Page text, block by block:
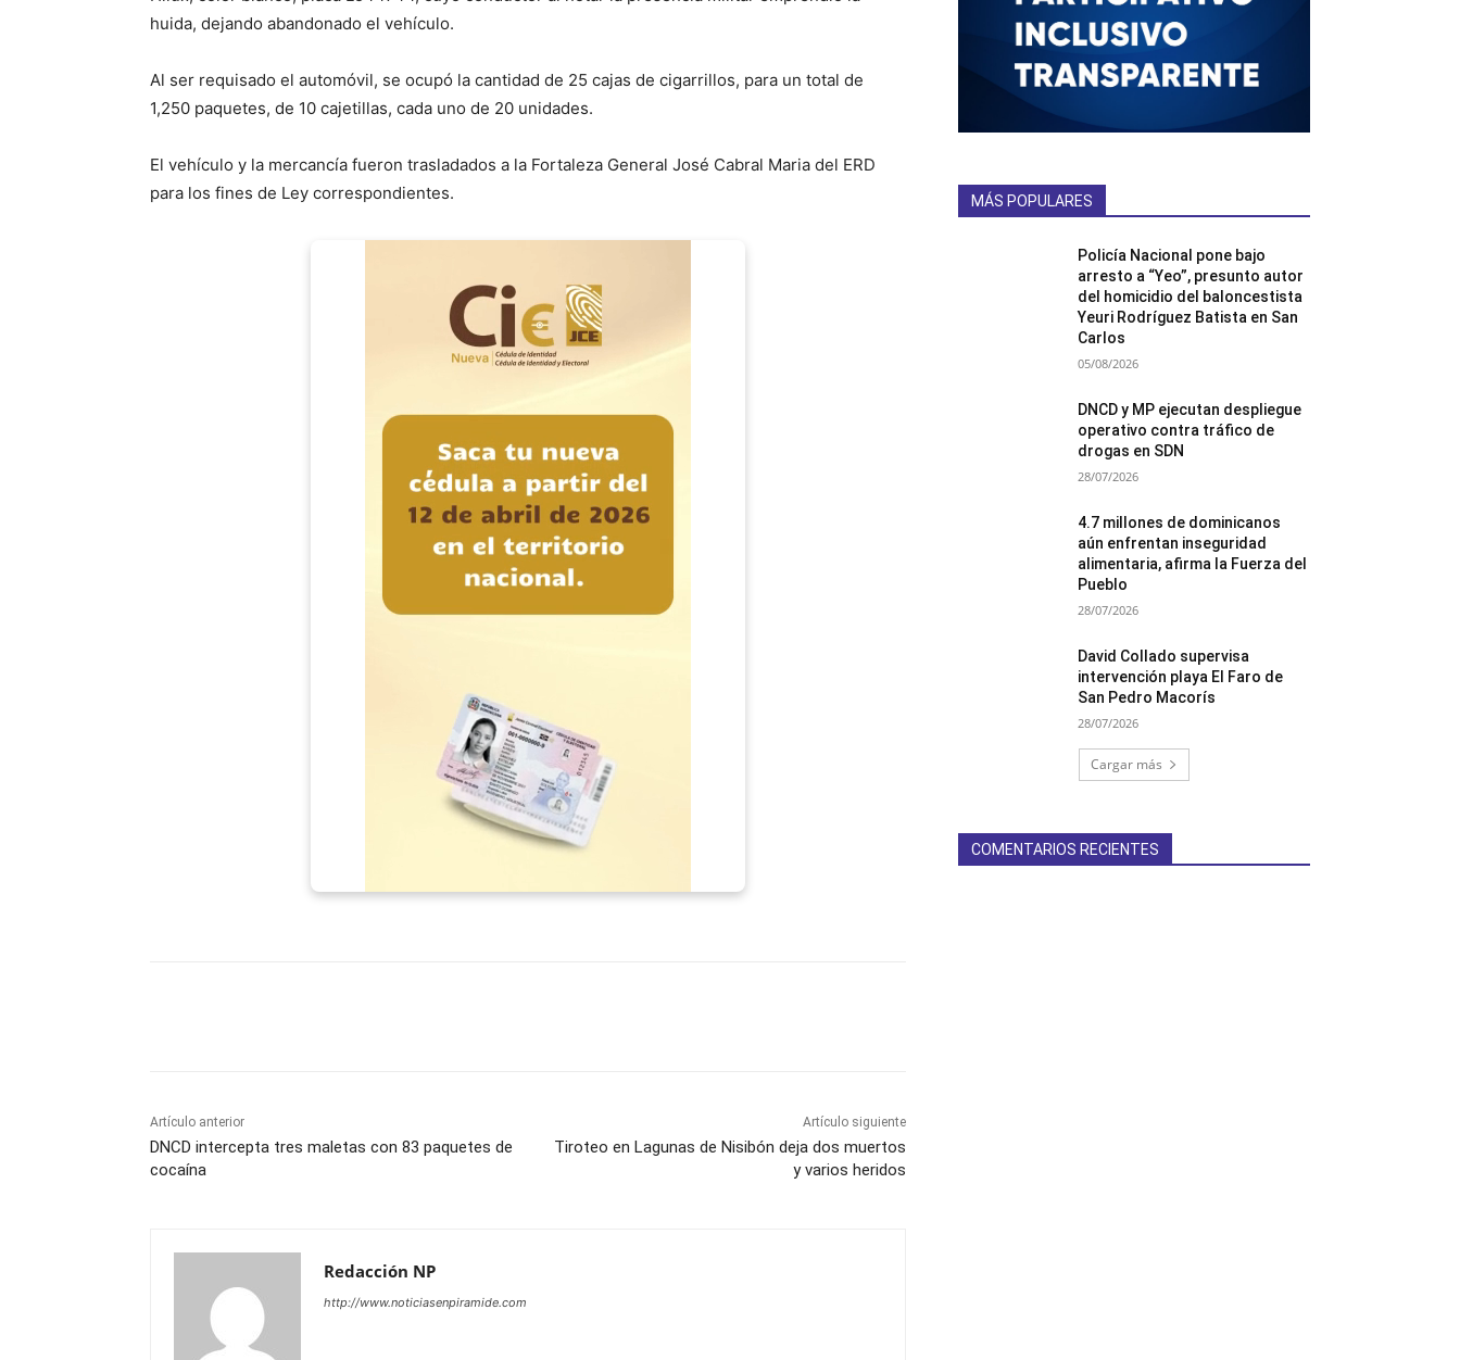
huida, dejando abandonado el vehículo.
Al ser requisado el automóvil, se ocupó la cantidad de 25 cajas de cigarrillos, para un total de
1,250 paquetes, de 10 cajetillas, cada uno de 20 unidades.
El vehículo y la mercancía fueron trasladados a la Fortaleza General José Cabral Maria del ERD
para los fines de Ley correspondientes.
Artículo anterior
DNCD intercepta tres maletas con 83 paquetes de
cocaína
Artículo siguiente
Tiroteo en Lagunas de Nisibón deja dos muertos
y varios heridos
Redacción NP
http://www.noticiasenpiramide.com
MÁS POPULARES
Policía Nacional pone bajo
arresto a “Yeo”, presunto autor
del homicidio del baloncestista
Yeuri Rodríguez Batista en San
Carlos
05/08/2026
DNCD y MP ejecutan despliegue
operativo contra tráfico de
drogas en SDN
28/07/2026
4.7 millones de dominicanos
aún enfrentan inseguridad
alimentaria, afirma la Fuerza del
Pueblo
28/07/2026
David Collado supervisa
intervención playa El Faro de
San Pedro Macorís
28/07/2026
Cargar más
COMENTARIOS RECIENTES